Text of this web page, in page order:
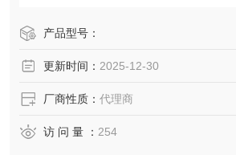
到了平衡。
产品型号：
更新时间： 2025-12-30
厂商性质： 代理商
访 问 量 ： 254